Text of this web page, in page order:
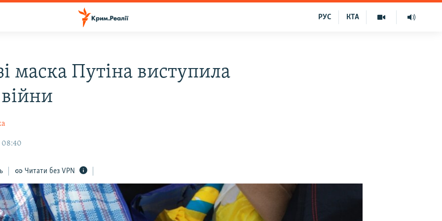
КТА
РУС
маска Путіна виступила
08:40
Читати без VPN